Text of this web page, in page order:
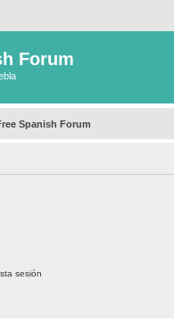
Forum
Spanish Forum
sesión